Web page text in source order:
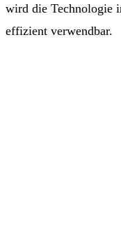
wird die Technologie
effizient verwendbar.